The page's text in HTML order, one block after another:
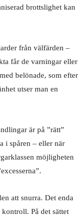
brottslighet kan
från välfärden –
får de varningar eller
belönade, som efter
utser man en
är på ”rätt”
i spåren – eller när
möjligheten
att snurra. Det enda
På det sättet